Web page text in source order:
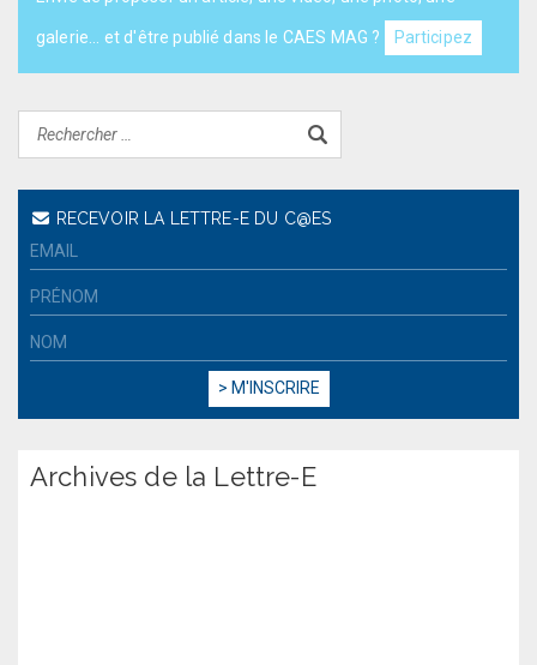
galerie... et d'être publié dans le CAES MAG ? Participez
RECEVOIR LA LETTRE-E DU C@ES
Archives de la Lettre-E